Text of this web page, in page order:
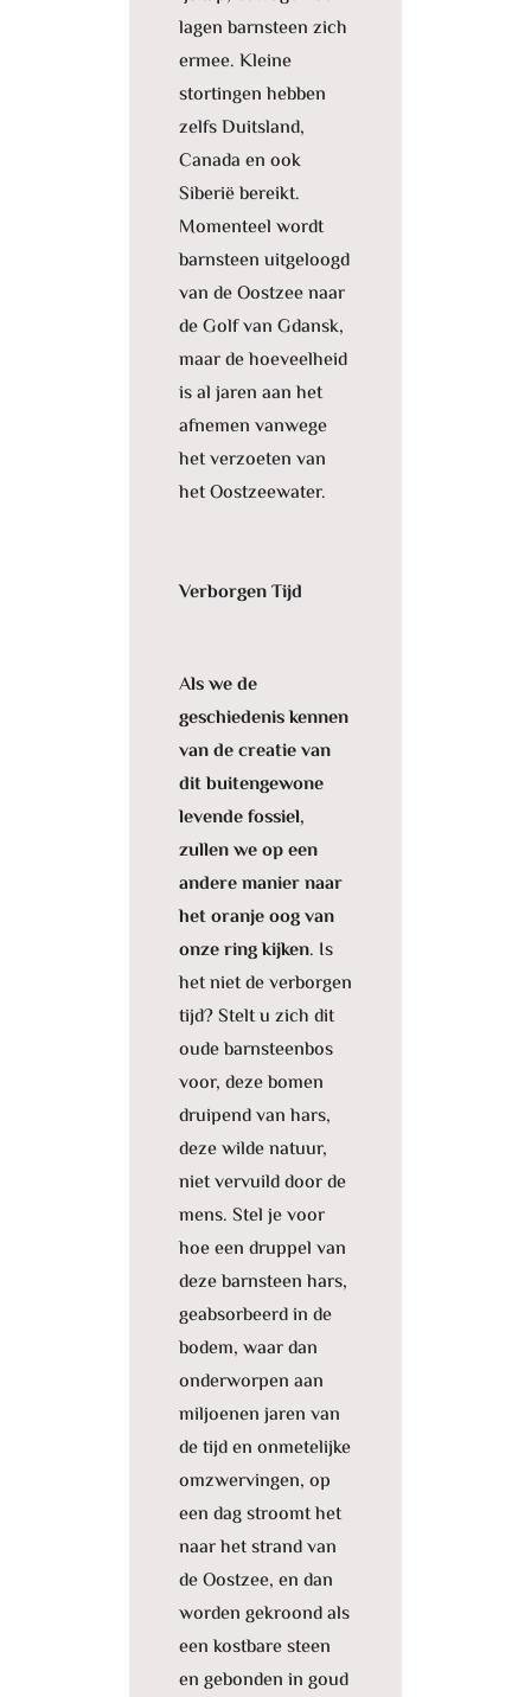
lagen barnsteen zich
ermee. Kleine
stortingen hebben
zelfs Duitsland,
Canada en ook
Siberië bereikt.
Momenteel wordt
barnsteen uitgeloogd
van de Oostzee naar
de Golf van Gdansk,
maar de hoeveelheid
is al jaren aan het
afnemen vanwege
het verzoeten van
het Oostzeewater.
Verborgen Tijd
Als we de
geschiedenis kennen
van de creatie van
dit buitengewone
levende fossiel,
zullen we op een
andere manier naar
het oranje oog van
onze ring kijken. Is
het niet de verborgen
tijd? Stelt u zich dit
oude barnsteenbos
voor, deze bomen
druipend van hars,
deze wilde natuur,
niet vervuild door de
mens. Stel je voor
hoe een druppel van
deze barnsteen hars,
geabsorbeerd in de
bodem, waar dan
onderworpen aan
miljoenen jaren van
de tijd en onmetelijke
omzwervingen, op
een dag stroomt het
naar het strand van
de Oostzee, en dan
worden gekroond als
een kostbare steen
en gebonden in goud